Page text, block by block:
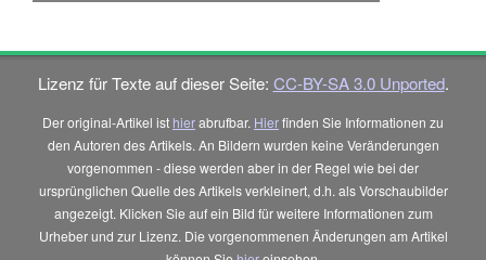
Lizenz für Texte auf dieser Seite: CC-BY-SA 3.0 Unported.
Der original-Artikel ist hierabrufbar. Hierfinden Sie Informationen zu
den Autoren des Artikels. An Bildern wurden keine Veränderungen
vorgenommen - diese werden aber in der Regel wie bei der
ursprünglichen Quelle des Artikels verkleinert, d.h. als Vorschaubilder
angezeigt. Klicken Sie auf ein Bild für weitere Informationen zum
Urheber und zur Lizenz. Die vorgenommenen Änderungen am Artikel